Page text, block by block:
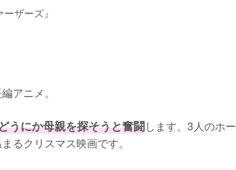
アニメ。
うにか母親を探そうと奮闘します。3人のホー
るクリスマス映画です。